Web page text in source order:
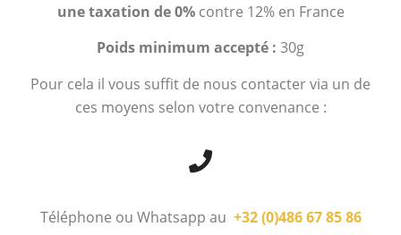
une taxation de 0%contre 12% en France
Poids minimum accepté : 30g
Pour cela il vous suffit de nous contacter via un de
ces moyens selon votre convenance :
Téléphone ou Whatsapp au +32 (0)486 67 85 86